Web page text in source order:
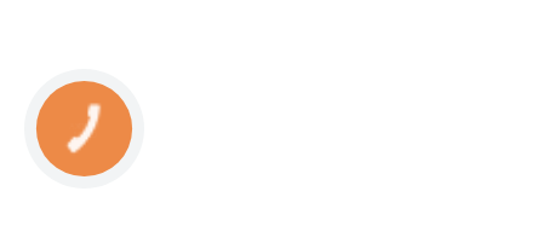
КНОПКА
СВЯЗИ